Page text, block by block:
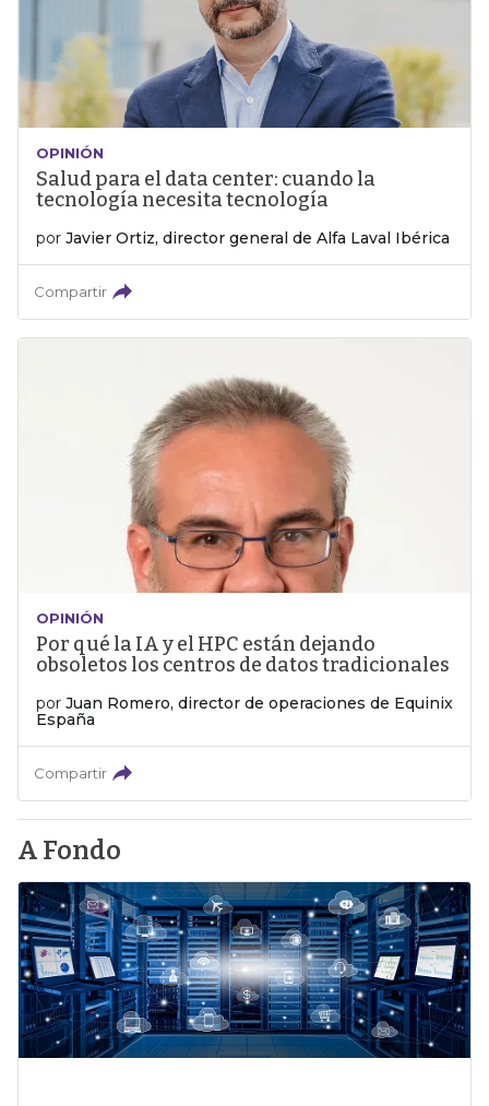
OPINIÓN
Salud para el data center: cuando la
tecnología necesita tecnología
por Javier Ortiz, director general de Alfa Laval Ibérica
Compartir
OPINIÓN
Por qué la IA y el HPC están dejando
obsoletos los centros de datos tradicionales
por Juan Romero, director de operaciones de Equinix
España
Compartir
A Fondo